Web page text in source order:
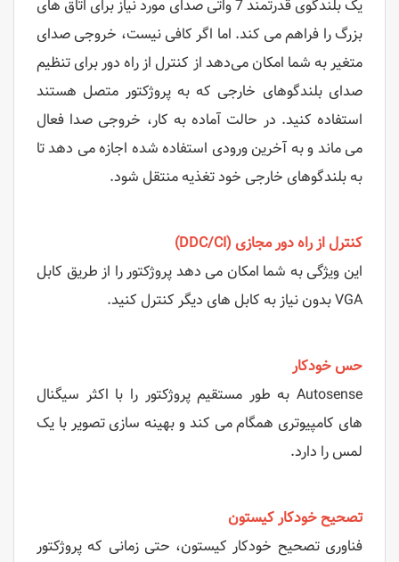
یک بلندگوی قدرتمند 7 واتی صدای مورد نیاز برای اتاق های
بزرگ را فراهم می کند. اما اگر کافی نیست، خروجی صدای
متغیر به شما امکان می‌دهد از کنترل از راه دور برای تنظیم
صدای بلندگوهای خارجی که به پروژکتور متصل هستند
استفاده کنید. در حالت آماده به کار، خروجی صدا فعال
می ماند و به آخرین ورودی استفاده شده اجازه می دهد تا
به بلندگوهای خارجی خود تغذیه منتقل شود.
کنترل از راه دور مجازی (DDC/CI)
این ویژگی به شما امکان می دهد پروژکتور را از طریق کابل
VGA بدون نیاز به کابل های دیگر کنترل کنید.
حس خودکار
Autosense به طور مستقیم پروژکتور را با اکثر سیگنال
های کامپیوتری همگام می کند و بهینه سازی تصویر با یک
لمس را دارد.
تصحیح خودکار کیستون
فناوری تصحیح خودکار کیستون، حتی زمانی که پروژکتور